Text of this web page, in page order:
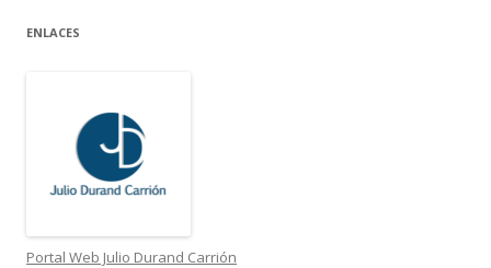
ENLACES
Portal Web Julio Durand Carrión